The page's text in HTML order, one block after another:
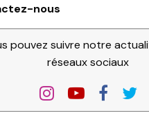
nous
pouvez suivre notre
réseaux sociaux